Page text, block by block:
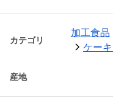
カテゴリ
加工食品
ケー
産地